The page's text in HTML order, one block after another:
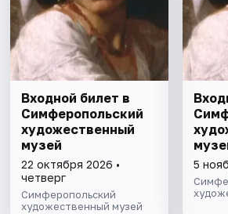
Входной билет в
Симферопольский
художественный
музей
22 октября 2026 •
четверг
Симферопольский
художественный музей
5